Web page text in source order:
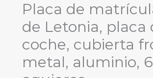
Placa de
de Letonia, placa
coche, cubierta
metal, aluminio,